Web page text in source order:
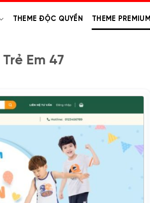
THEME ĐỘC QUYỀN THEME PREMIUM
Em 47